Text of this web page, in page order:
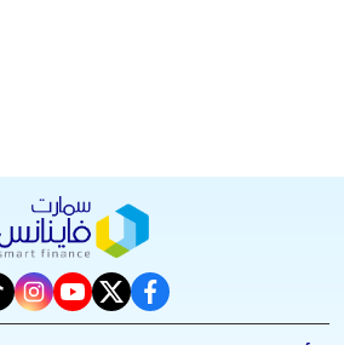
facebook
twitter
youtube